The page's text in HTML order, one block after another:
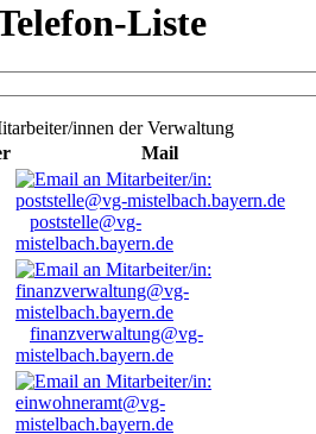
Liste
innen der Verwaltung
Mail
poststelle@vg-
mistelbach.bayern.de
finanzverwaltung@vg-
mistelbach.bayern.de